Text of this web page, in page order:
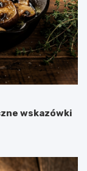
wskazówki